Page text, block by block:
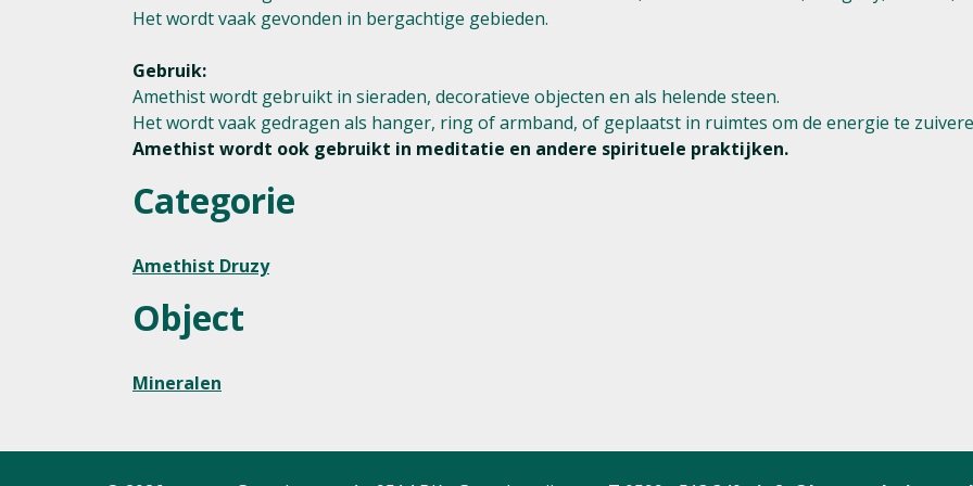
Het wordt vaak gevonden in bergachtige gebieden.
Gebruik:
Amethist wordt gebruikt in sieraden, decoratieve objecten en als helende steen.
Het wordt vaak gedragen als hanger, ring of armband, of geplaatst in ruimtes om de energie te
Amethist wordt ook gebruikt in meditatie en andere spirituele praktijken.
Categorie
Amethist Druzy
Object
Mineralen